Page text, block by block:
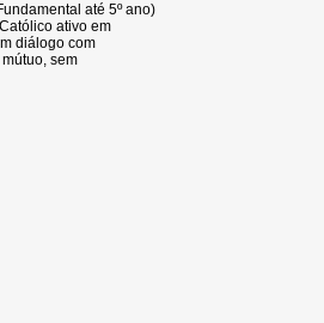
até 5º ano)
ativo em
diálogo com
sem